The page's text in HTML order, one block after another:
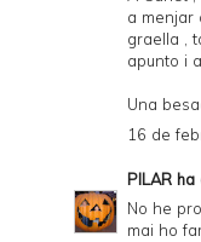
a menjar
graella ,
apunto i
Una
16 de
PILAR ha
No he
mai ho